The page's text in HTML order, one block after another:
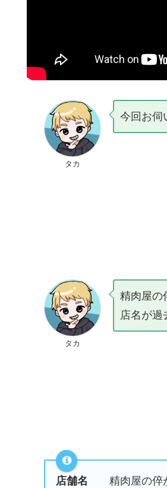
タカ
今回お伺
タカ
精肉屋の
店名が過
店舗名 精肉屋の倅